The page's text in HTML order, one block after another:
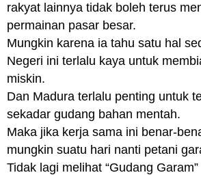
rakyat lainnya tidak boleh terus
permainan pasar besar.
Mungkin karena ia tahu satu hal
Negeri ini terlalu kaya untuk
miskin.
Dan Madura terlalu penting untuk
sekadar gudang bahan mentah.
Maka jika kerja sama ini benar-
mungkin suatu hari nanti petani
Tidak lagi melihat “Gudang